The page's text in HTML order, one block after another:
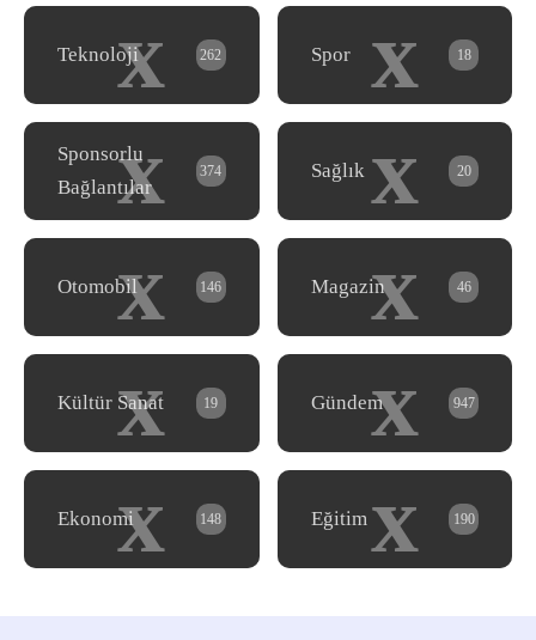
x
Teknoloji 262 x
Spor 18
x
Sponsorlu
Bağlantılar
374 x
Sağlık 20
x
Otomobil 146 x
Magazin 46
x
Kültür Sanat 19 x
Gündem 947
x
Ekonomi 148 x
Eğitim 190